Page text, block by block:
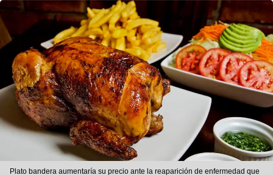
Plato bandera aumentaría su precio ante la reaparición de enfermedad que